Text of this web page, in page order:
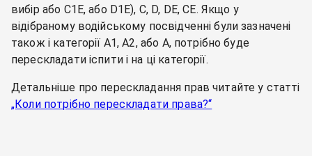
вибір або C1E, або D1E), C, D, DE, CE. Якщо у
відібраному водійському посвідченні були зазначені
також і категорії A1, A2, або A, потрібно буде
перескладати іспити і на ці категорії.
Детальніше про перескладання прав читайте у статті
„Коли потрібно перескладати права?“